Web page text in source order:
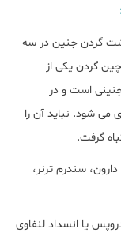
گردن جنین در سه
گردن یکی از
است و در
می شود. نباید آن را
سندرم ترنر،
یا انسداد لنفاوی